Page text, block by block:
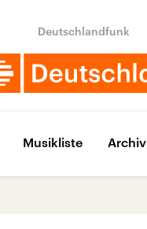
Deutschlandfunk
Musikliste Archiv